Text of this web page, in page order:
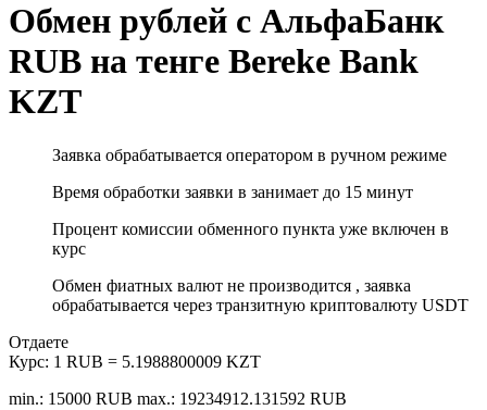
Обмен рублей с АльфаБанк
RUB на тенге Bereke Bank
KZT
Заявка обрабатывается оператором в ручном режиме
Время обработки заявки в занимает до 15 минут
Процент комиссии обменного пункта уже включен в
курс
Обмен фиатных валют не производится , заявка
обрабатывается через транзитную криптовалюту USDT
Отдаете
Курс: 1 RUB = 5.1988800009 KZT
min.: 15000 RUB max.: 19234912.131592 RUB